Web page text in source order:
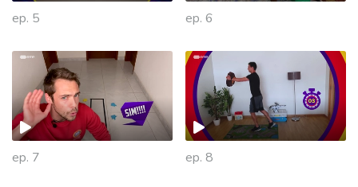
ep. 5 ep. 6
ep. 7 ep. 8